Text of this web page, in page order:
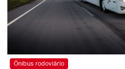
Ônibus rodoviário